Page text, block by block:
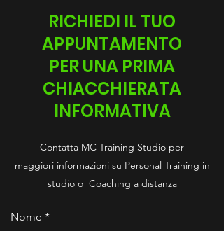
RICHIEDI IL TUO
APPUNTAMENTO
PER UNA PRIMA
CHIACCHIERATA
INFORMATIVA
Contatta MC Training Studio per
maggiori informazioni su Personal Training in
studio o Coaching a distanza
Nome